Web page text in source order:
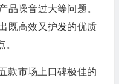
品噪音过大等问题。
既高效又护发的优质
款市场上口碑极佳的